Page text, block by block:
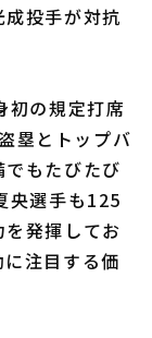
投手が対抗
の規定打席
塁とトップバ
もたびたび
央選手も125
発揮してお
注目する価